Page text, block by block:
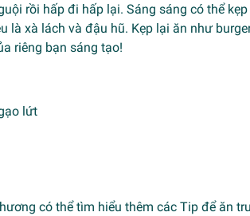
rồi hấp đi hấp lại. Sáng sáng có thể
là xà lách và đậu hũ. Kẹp lại ăn như
riêng bạn sáng tạo!
có thể tìm hiểu thêm các Tip để ăn